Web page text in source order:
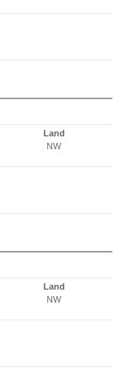
Land
NW
Land
NW